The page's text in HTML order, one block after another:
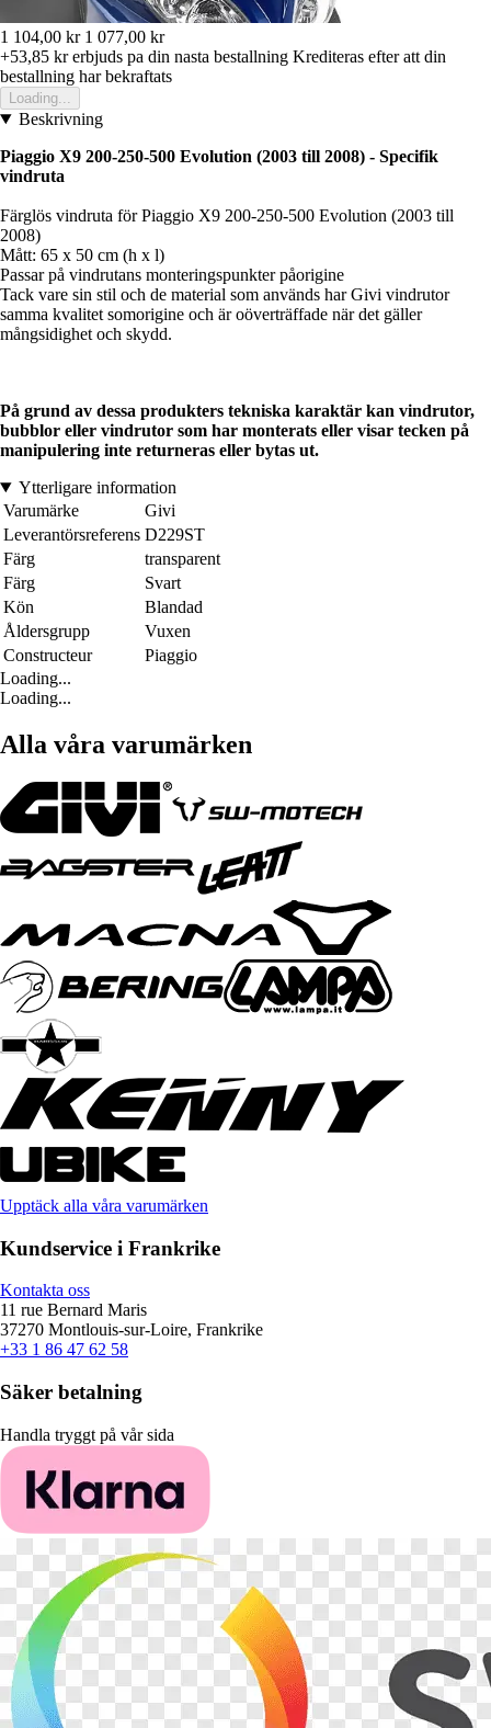
1 104,00 kr 1 077,00 kr
+53,85 krerbjuds pa din nasta bestallning Krediteras efter att din
bestallning har bekraftats
Loading...
Beskrivning
Piaggio X9 200-250-500 Evolution (2003 till 2008) - Specifik
vindruta
Färglös vindruta för Piaggio X9 200-250-500 Evolution (2003 till
2008)
Mått: 65 x 50 cm (h x l)
Passar på vindrutans monteringspunkter påorigine
Tack vare sin stil och de material som används har Givi vindrutor
samma kvalitet somorigine och är oöverträffade när det gäller
mångsidighet och skydd.
På grund av dessa produkters tekniska karaktär kan vindrutor,
bubblor eller vindrutor som har monterats eller visar tecken på
manipulering inte returneras eller bytas ut.
Ytterligare information
Varumärke
Givi
Leverantörsreferens D229ST
Färg
transparent
Färg
Svart
Kön
Blandad
Åldersgrupp
Vuxen
Constructeur
Piaggio
Loading...
Loading...
Alla våra varumärken
Upptäck alla våra varumärken
Kundservice i Frankrike
Kontakta oss
11 rue Bernard Maris
37270 Montlouis-sur-Loire, Frankrike
+33 1 86 47 62 58
Säker betalning
Handla tryggt på vår sida